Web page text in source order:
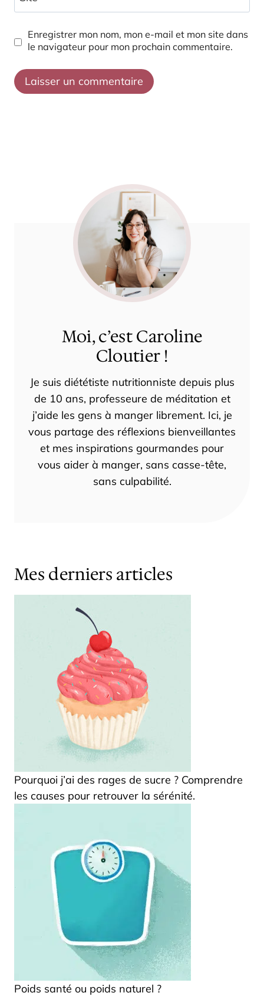
Enregistrer mon nom, mon e-mail et mon site dans
le navigateur pour mon prochain commentaire.
Moi, c’est Caroline
Cloutier !
Je suis diététiste nutritionniste depuis plus
de 10 ans, professeure de méditation et
j’aide les gens à manger librement. Ici, je
vous partage des réflexions bienveillantes
et mes inspirations gourmandes pour
vous aider à manger, sans casse-tête,
sans culpabilité.
Mes derniers articles
Pourquoi j’ai des rages de sucre ? Comprendre
les causes pour retrouver la sérénité.
Poids santé ou poids naturel ?